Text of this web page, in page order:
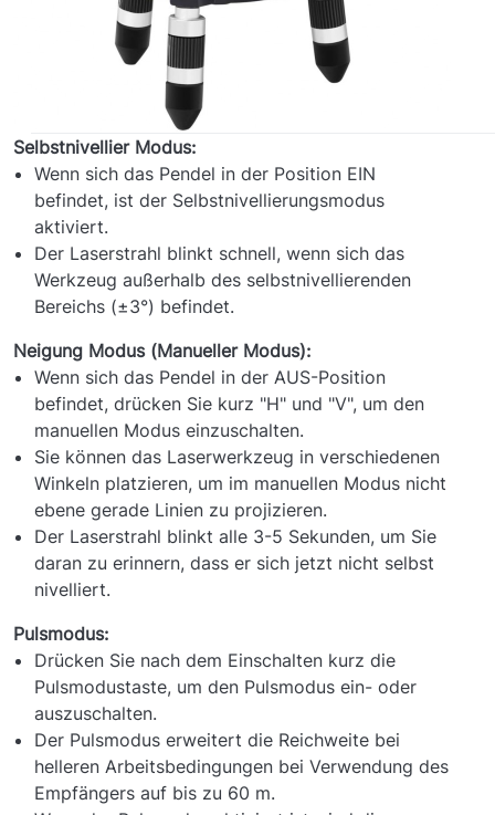
Selbstnivellier Modus:
Wenn sich das Pendel in der Position EIN
befindet, ist der Selbstnivellierungsmodus
aktiviert.
Der Laserstrahl blinkt schnell, wenn sich das
Werkzeug außerhalb des selbstnivellierenden
Bereichs (±3°) befindet.
Neigung Modus (Manueller Modus):
Wenn sich das Pendel in der AUS-Position
befindet, drücken Sie kurz "H" und "V", um den
manuellen Modus einzuschalten.
Sie können das Laserwerkzeug in verschiedenen
Winkeln platzieren, um im manuellen Modus nicht
ebene gerade Linien zu projizieren.
Der Laserstrahl blinkt alle 3-5 Sekunden, um Sie
daran zu erinnern, dass er sich jetzt nicht selbst
nivelliert.
Pulsmodus:
Drücken Sie nach dem Einschalten kurz die
Pulsmodustaste, um den Pulsmodus ein- oder
auszuschalten.
Der Pulsmodus erweitert die Reichweite bei
helleren Arbeitsbedingungen bei Verwendung des
Empfängers auf bis zu 60 m.